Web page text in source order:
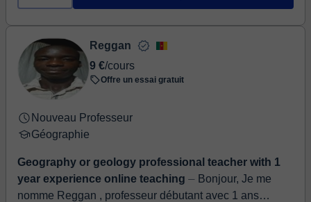
Reggan
9 €/cours
Offre un essai gratuit
Nouveau Professeur
Géographie
Geography or geology professional teacher with 1
year experience online teaching ⏤ Bonjour, Je me
nomme Reggan , professeur débutant avec 1 ans